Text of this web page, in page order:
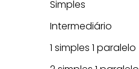
Simples
Intermediário
1 simples 1 paralelo